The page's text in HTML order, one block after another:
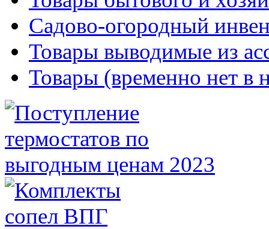
Садово-огородный
Товары выводимые из
Товары (временно нет в